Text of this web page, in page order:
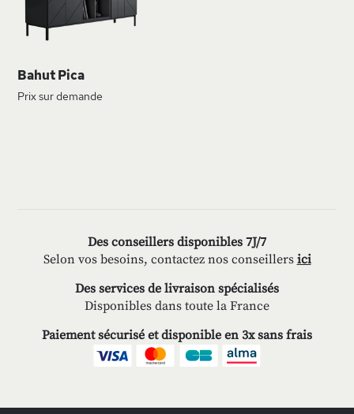
Bahut Pica
Prix sur demande
Des conseillers disponibles 7J/7
Selon vos besoins, contactez nos conseillers ici
Des services de livraison spécialisés
Disponibles dans toute la France
Paiement sécurisé et disponible en 3x sans frais